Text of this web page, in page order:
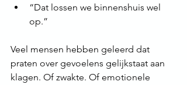
“Dat lossen we binnenshuis wel
op.”
Veel mensen hebben geleerd dat
praten over gevoelens gelijkstaat aan
klagen. Of zwakte. Of emotionele